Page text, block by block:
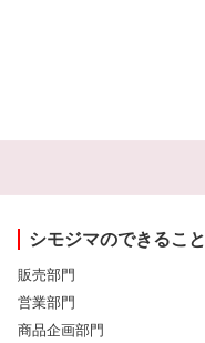
シモジマのできること
販売部門
営業部門
商品企画部門